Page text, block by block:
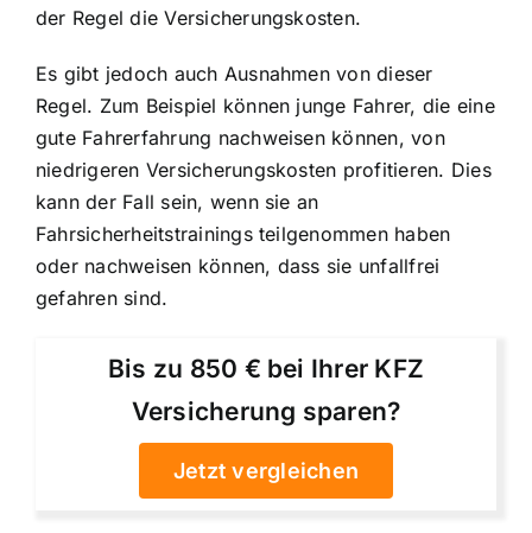
der Regel die Versicherungskosten.
Es gibt jedoch auch Ausnahmen von dieser
Regel. Zum Beispiel können junge Fahrer, die eine
gute Fahrerfahrung nachweisen können, von
niedrigeren Versicherungskosten profitieren. Dies
kann der Fall sein, wenn sie an
Fahrsicherheitstrainings teilgenommen haben
oder nachweisen können, dass sie unfallfrei
gefahren sind.
Bis zu 850 € bei Ihrer KFZ
Versicherung sparen?
Jetzt vergleichen